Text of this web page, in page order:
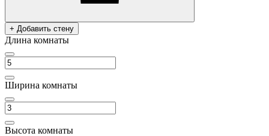
+ Добавить стену
Длина комнаты
Ширина комнаты
Высота комнаты